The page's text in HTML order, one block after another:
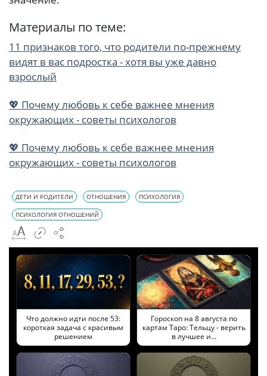
Материалы по теме:
11 признаков того, что родители по-прежнему
видят в вас подростка - хотя вы уже давно
взрослый
💖 Почему любовь к себе важнее мнения
окружающих - советы психологов
💖 Почему любовь к себе важнее мнения
окружающих - советы психологов
ДЕТИ И РОДИТЕЛИ ОТНОШЕНИЯ ПСИХОЛОГИЯ
ПСИХОЛОГИЯ ОТНОШЕНИЙ
Что должно идти после 53:
короткая задача с красивым
решением
Гороскоп на 8 августа по
картам Таро: Тельцу - верить
в лучшее и…